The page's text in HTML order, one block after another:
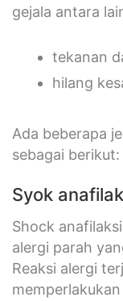
gejala antara
tekanan
hilang
Ada beberapa
sebagai berikut:
Syok
Shock
alergi parah
Reaksi alergi